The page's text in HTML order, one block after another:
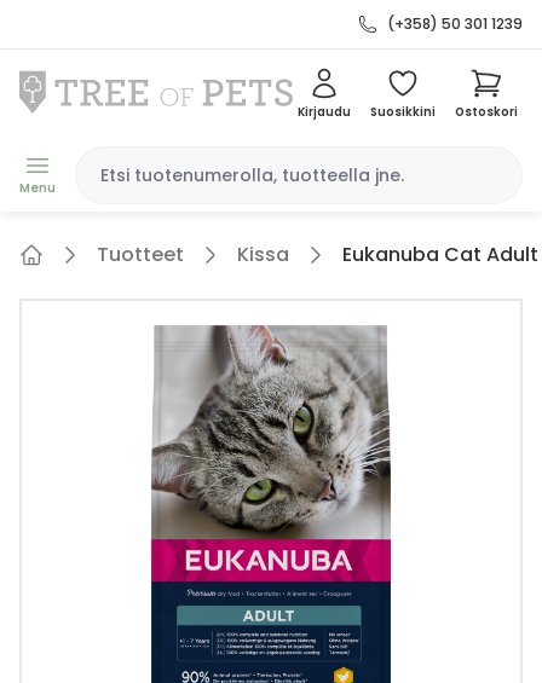
(+358) 50 301 1239
Menu
Kirjaudu Suosikkini Ostoskori
Tuotteet Kissa Eukanuba Cat Adult